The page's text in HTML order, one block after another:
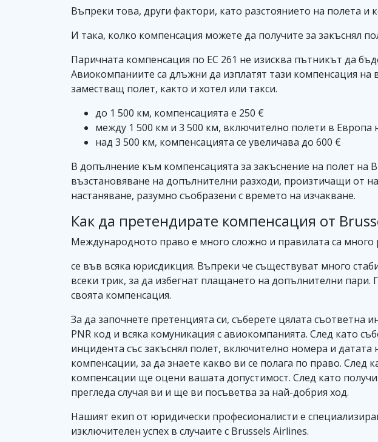
Въпреки това, други фактори, като разстоянието на полета
И така, колко компенсация можете да получите за закъснял
Паричната компенсация по ЕС 261 не изисква пътникът да
Авиокомпаниите са длъжни да изплатят тази компенсация на
заместващ полет, както и хотел или такси.
до 1 500 км, компенсацията е 250 €
между 1 500 км и 3 500 км, включително полети в Европа
над 3 500 км, компенсацията се увеличава до 600 €
В допълнение към компенсацията за закъснение на полет на
възстановяване на допълнителни разходи, произтичащи от
настаняване, разумно съобразени с времето на изчакване.
Как да претендирате компенсация от
Международното право е много сложно и правилата са
се във всяка юрисдикция. Въпреки че съществуват много
всеки трик, за да избегнат плащането на допълнителни
своята компенсация.
За да започнете претенцията си, съберете цялата
PNR код и всяка комуникация с авиокомпанията. След като
инцидента със закъснял полет, включително номера и
компенсации, за да знаете какво ви се полага по право. След
компенсации ще оцени вашата допустимост. След като
прегледа случая ви и ще ви посъветва за най-добрия ход.
Нашият екип от юридически професионалисти е
изключителен успех в случаите с Brussels Airlines.